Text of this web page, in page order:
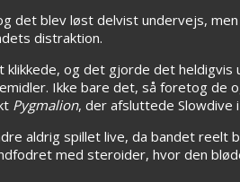
det blev løst delvist undervejs,
distraktion.
klikkede, og det gjorde det
Ikke bare det, så foretog de
Pygmalion, der afsluttede Slowdive
aldrig spillet live, da bandet reelt
med steroider, hvor den